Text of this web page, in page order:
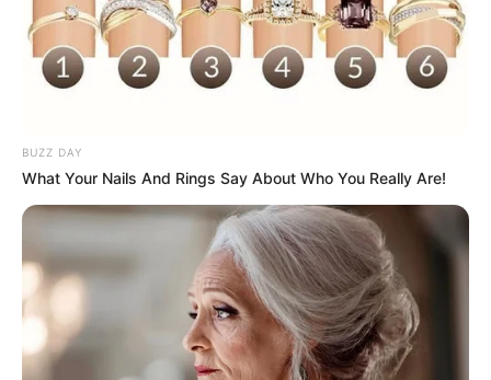
Como fazer a capa de celular em
feltro
BUZZ DAY
What Your Nails And Rings Say About Who You Really Are!